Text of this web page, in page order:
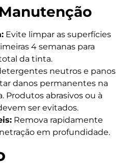
Evite limpar as superfícies
4 semanas para
da tinta.
neutros e panos
danos permanentes na
Produtos abrasivos ou à
ser evitados.
Remova rapidamente
em profundidade.